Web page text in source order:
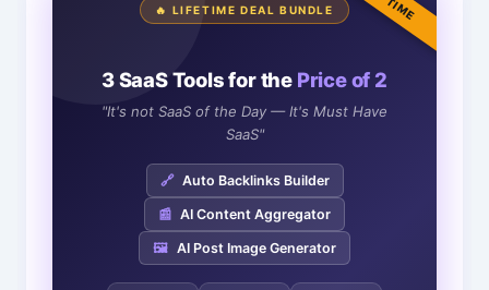
🔥 LIFETIME DEAL BUNDLE
3 SaaS Tools for the Price of 2
"It's not SaaS of the Day — It's Must Have
SaaS"
🔗 Auto Backlinks Builder
📰 AI Content Aggregator
🖼️ AI Post Image Generator